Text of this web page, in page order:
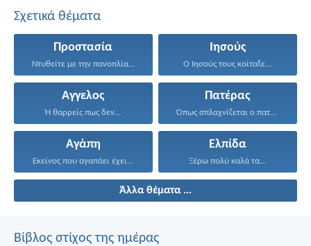
Σχετικά θέματα
Προστασία
Ντυθείτε με την πανοπλία...
Ιησούς
Ο Ιησούς τους κοίταξε...
Αγγελος
Ή θαρρείς πως δεν...
Πατέρας
Όπως σπλαχνίζεται ο πατέρας...
Αγάπη
Εκείνος που αγαπάει έχει...
Ελπίδα
Ξέρω πολύ καλά τα...
Άλλα θέματα ...
Βίβλος στίχος της ημέρας